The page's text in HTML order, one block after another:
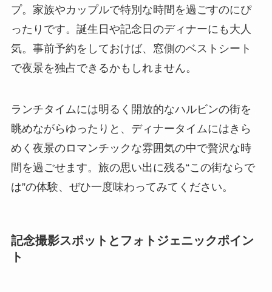
プ。家族やカップルで特別な時間を過ごすのにぴ
ったりです。誕生日や記念日のディナーにも大人
気。事前予約をしておけば、窓側のベストシート
で夜景を独占できるかもしれません。
ランチタイムには明るく開放的なハルビンの街を
眺めながらゆったりと、ディナータイムにはきら
めく夜景のロマンチックな雰囲気の中で贅沢な時
間を過ごせます。旅の思い出に残る“この街ならで
は”の体験、ぜひ一度味わってみてください。
記念撮影スポットとフォトジェニックポイン
ト